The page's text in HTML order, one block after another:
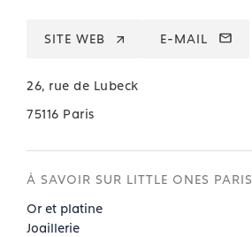
SITE WEB E-MAIL
26, rue de Lubeck
75116 Paris
À SAVOIR SUR LITTLE ONES PARIS
Or et platine
Joaillerie